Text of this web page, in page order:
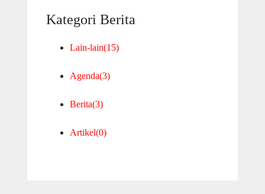
Kategori Berita
Lain-lain(15)
Agenda(3)
Berita(3)
Artikel(0)